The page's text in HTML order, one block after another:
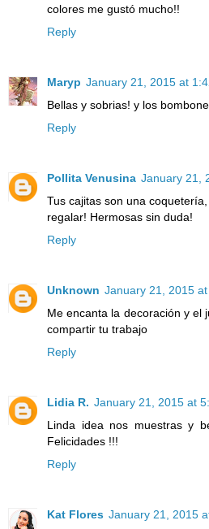
colores me gustó mucho!!
Reply
Maryp January 21, 2015 at
Bellas y sobrias! y los
Reply
Pollita Venusina January 21,
Tus cajitas son una
regalar! Hermosas sin duda!
Reply
Unknown January 21, 2015 at
Me encanta la decoración y el
compartir tu trabajo
Reply
Lidia R. January 21, 2015 at
Linda idea nos muestras y
Felicidades !!!
Reply
Kat Flores January 21, 2015